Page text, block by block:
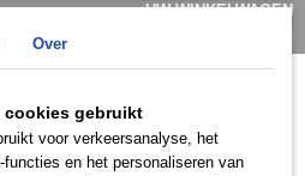
UW WINKELWAGEN
(0)
Dames Olympic OL1DDD001
Over
cookies gebruikt
voor verkeersanalyse, het
en het personaliseren van